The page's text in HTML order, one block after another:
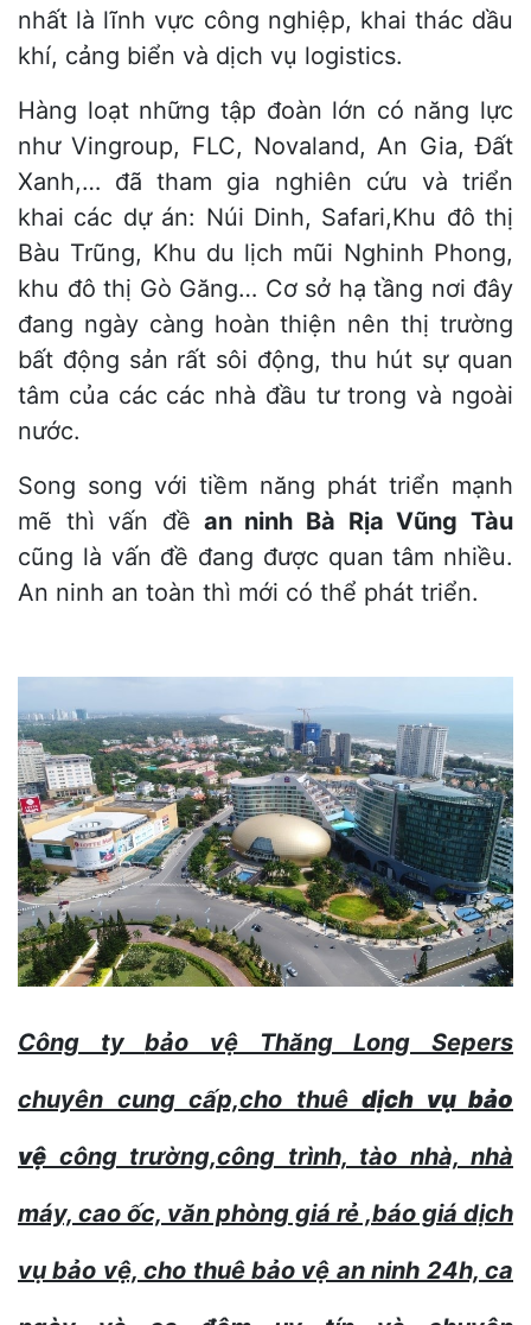
nhất là lĩnh vực công nghiệp, khai thác dầu
khí, cảng biển và dịch vụ logistics.
Hàng loạt những tập đoàn lớn có năng lực
như Vingroup, FLC, Novaland, An Gia, Đất
Xanh,… đã tham gia nghiên cứu và triển
khai các dự án: Núi Dinh, Safari,Khu đô thị
Bàu Trũng, Khu du lịch mũi Nghinh Phong,
khu đô thị Gò Găng… Cơ sở hạ tầng nơi đây
đang ngày càng hoàn thiện nên thị trường
bất động sản rất sôi động, thu hút sự quan
tâm của các các nhà đầu tư trong và ngoài
nước.
Song song với tiềm năng phát triển mạnh
mẽ thì vấn đề an ninh Bà Rịa Vũng Tàu
cũng là vấn đề đang được quan tâm nhiều.
An ninh an toàn thì mới có thể phát triển.
Công tybảo vệ Thăng Long Sepers
chuyên cung cấp,cho thuê dịch vụ bảo
vệ công trường,công trình, tào nhà, nhà
máy, cao ốc, văn phòng giá rẻ ,báo giá dịch
vụ bảo vệ, cho thuê bảo vệ an ninh 24h, ca